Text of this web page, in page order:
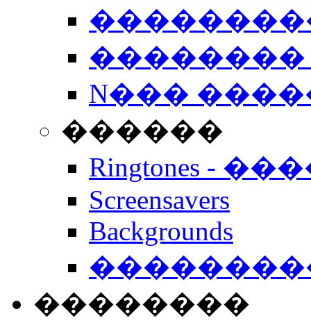
��������
N���
������
Ringtones -
Screensavers
Backgrounds
��������